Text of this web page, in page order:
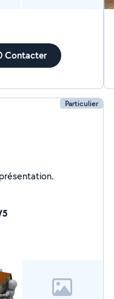
Contacter
Particulier
Je n'ai pas encore renseigné ma présentation.